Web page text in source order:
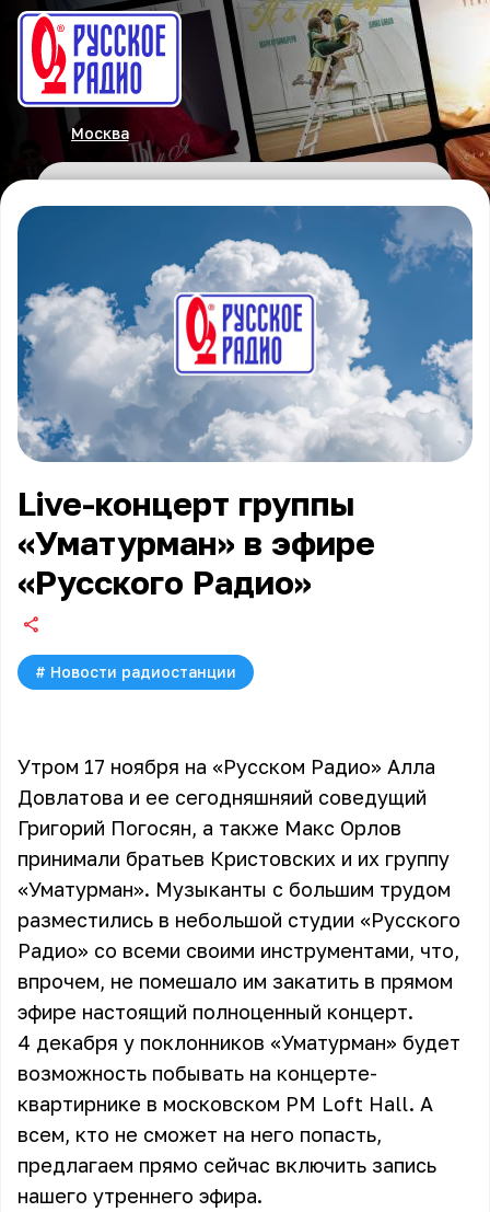
Москва
Live-концерт группы
«Уматурман» в эфире
«Русского Радио»
# Новости радиостанции
Утром 17 ноября на «Русском Радио» Алла
Довлатова и ее сегодняшняий соведущий
Григорий Погосян, а также Макс Орлов
принимали братьев Кристовских и их группу
«Уматурман». Музыканты с большим трудом
разместились в небольшой студии «Русского
Радио» со всеми своими инструментами, что,
впрочем, не помешало им закатить в прямом
эфире настоящий полноценный концерт.
4 декабря у поклонников «Уматурман» будет
возможность побывать на концерте-
квартирнике в московском PM Loft Hall. А
всем, кто не сможет на него попасть,
предлагаем прямо сейчас включить запись
нашего утреннего эфира.